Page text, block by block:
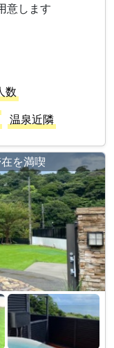
意します
数
温泉近隣
を満喫